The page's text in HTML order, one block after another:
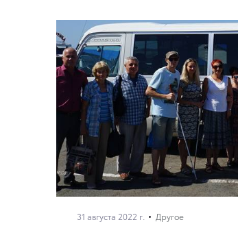
31 августа 2022 г. Другое